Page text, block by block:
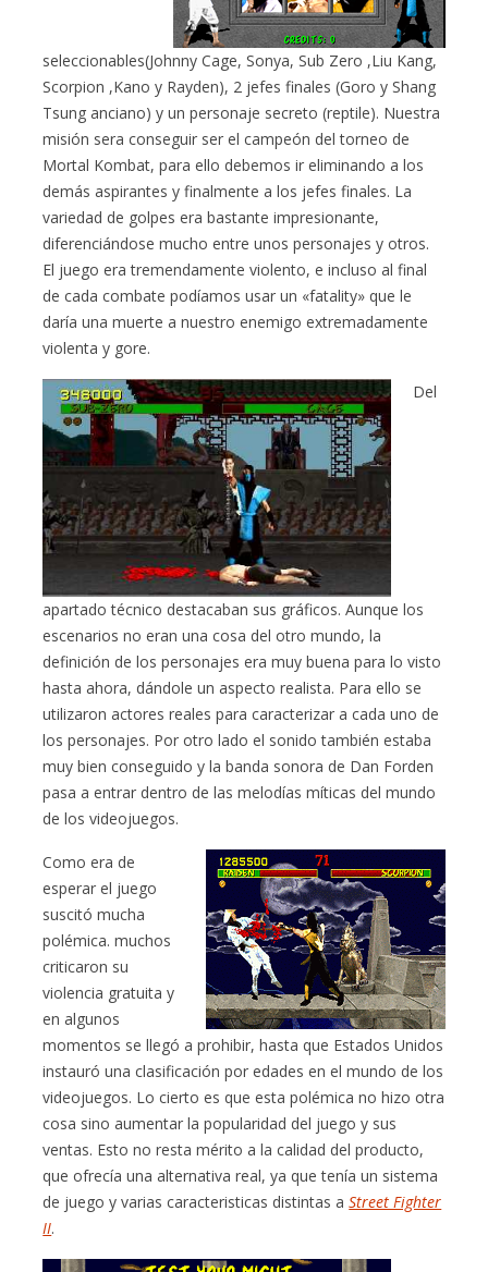
seleccionables(Johnny Cage, Sonya, Sub Zero ,Liu Kang,
Scorpion ,Kano y Rayden), 2 jefes finales (Goro y Shang
Tsung anciano) y un personaje secreto (reptile). Nuestra
misión sera conseguir ser el campeón del torneo de
Mortal Kombat, para ello debemos ir eliminando a los
demás aspirantes y finalmente a los jefes finales. La
variedad de golpes era bastante impresionante,
diferenciándose mucho entre unos personajes y otros.
El juego era tremendamente violento, e incluso al final
de cada combate podíamos usar un «fatality» que le
daría una muerte a nuestro enemigo extremadamente
violenta y gore.
Del
apartado técnico destacaban sus gráficos. Aunque los
escenarios no eran una cosa del otro mundo, la
definición de los personajes era muy buena para lo visto
hasta ahora, dándole un aspecto realista. Para ello se
utilizaron actores reales para caracterizar a cada uno de
los personajes. Por otro lado el sonido también estaba
muy bien conseguido y la banda sonora de Dan Forden
pasa a entrar dentro de las melodías míticas del mundo
de los videojuegos.
Como era de
esperar el juego
suscitó mucha
polémica. muchos
criticaron su
violencia gratuita y
en algunos
momentos se llegó a prohibir, hasta que Estados Unidos
instauró una clasificación por edades en el mundo de los
videojuegos. Lo cierto es que esta polémica no hizo otra
cosa sino aumentar la popularidad del juego y sus
ventas. Esto no resta mérito a la calidad del producto,
que ofrecía una alternativa real, ya que tenía un sistema
de juego y varias caracteristicas distintas aStreet Fighter
II.